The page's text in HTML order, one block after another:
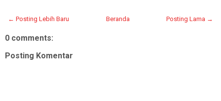
← Posting Lebih Baru Posting Lama →
Beranda
0 comments:
Posting Komentar